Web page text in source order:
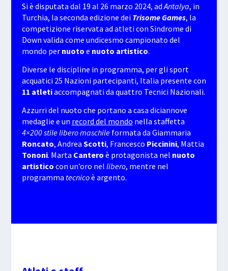
Si è disputata dal 19 al 26 marzo 2024, adAntalya, in
Turchia, la seconda edizione dei Trisome Games, la
competizione riservata ad atleti con Sindrome di
Down valida come undicesmo campionato del
mondo per nuoto e nuoto artistico.
Diverse le discipline in programma, per gli sport
acquatici 25 Nazioni partecipanti, Italia presente con
11 atletiaccompagnati da quattro Tecnici Nazionali.
Azzurri del nuoto che portano a casa diciannove
medaglie e un record del mondo nella staffetta
4×200 stile libero maschileformata da Giammaria
Roncato, Andrea Scotti, Francesco Piccinini, Mattia
Tononi. Marta Cantero è protagonista nel nuoto
artistico con un’oro nel libero, mentre nel
programma tecnicoè argento.